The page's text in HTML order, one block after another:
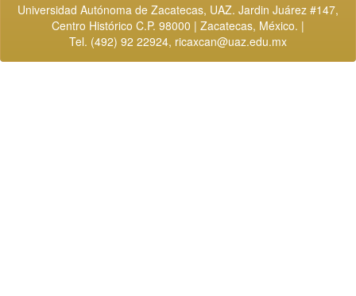
Universidad Autónoma de Zacatecas, UAZ. Jardin Juárez #147,
Centro Histórico C.P. 98000 | Zacatecas, México. |
Tel. (492) 92 22924, ricaxcan@uaz.edu.mx